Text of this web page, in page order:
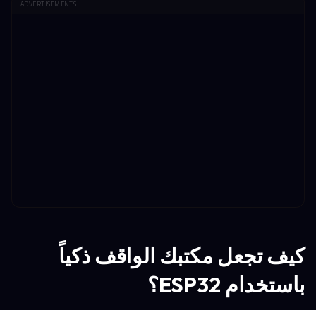
ADVERTISEMENTS
كيف تجعل مكتبك الواقف ذكياً
باستخدام ESP32؟